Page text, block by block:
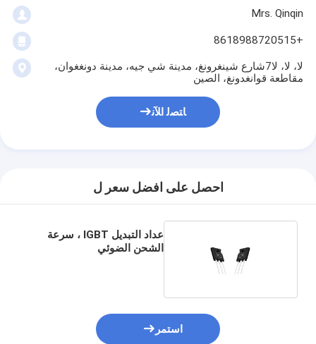
Mrs. Qinqin
+8618988720515
لا، لا، لا7شارع شينغرونغ، مدينة شي جيه، مدينة دونغغوان،
مقاطعة قوانغدونغ، الصين
ﺎﺘﺼﻟ ﺍﻶﻧ
احصل على افضل سعر ل
عداد التبديل IGBT ، سرعة
الشحن الضوئي
استمر